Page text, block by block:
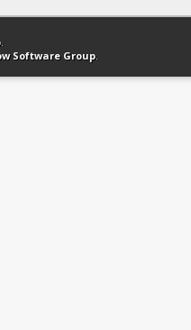
en haut Version bas-débit
.
Software Group.